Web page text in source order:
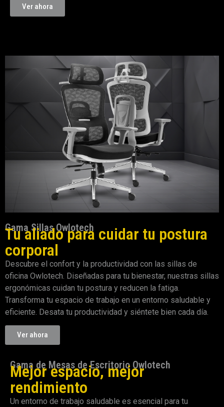
Ver ahora
Gama Sillas Owlotech
Tu aliado para cuidar tu postura
corporal
Descubre el confort y la productividad con las sillas de
oficina Owlotech. Diseñadas para tu bienestar, nuestras sillas
ergonómicas cuidan tu postura y reducen la fatiga.
Transforma tu espacio de trabajo en un entorno saludable y
eficiente. Desata tu productividad y siéntete bien cada día.
Ver ahora
Gama de Mesas de Escritorio Owlotech
Mejor espacio, mejor
rendimiento
Un entorno de trabajo saludable es esencial para tu